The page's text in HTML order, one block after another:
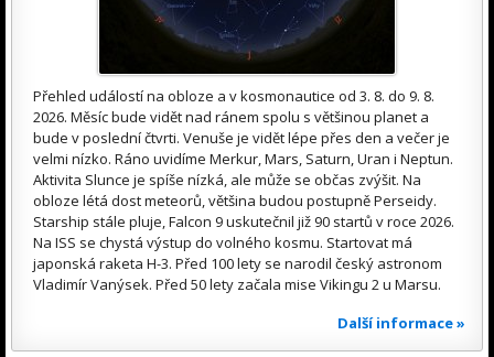
Přehled událostí na obloze a v kosmonautice od 3. 8. do 9. 8.
2026. Měsíc bude vidět nad ránem spolu s většinou planet a
bude v poslední čtvrti. Venuše je vidět lépe přes den a večer je
velmi nízko. Ráno uvidíme Merkur, Mars, Saturn, Uran i Neptun.
Aktivita Slunce je spíše nízká, ale může se občas zvýšit. Na
obloze létá dost meteorů, většina budou postupně Perseidy.
Starship stále pluje, Falcon 9 uskutečnil již 90 startů v roce 2026.
Na ISS se chystá výstup do volného kosmu. Startovat má
japonská raketa H-3. Před 100 lety se narodil český astronom
Vladimír Vanýsek. Před 50 lety začala mise Vikingu 2 u Marsu.
Další informace »